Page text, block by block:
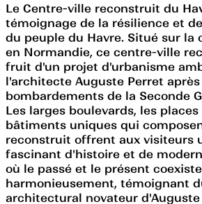
Le Centre-ville reconstruit du
témoignage de la résilience et
du peuple du Havre. Situé sur la
en Normandie, ce centre-ville
fruit d'un projet d'urbanisme
l'architecte Auguste Perret après
bombardements de la Seconde
Les larges boulevards, les
bâtiments uniques qui
reconstruit offrent aux visiteurs
fascinant d'histoire et de
où le passé et le présent
harmonieusement, témoignant
architectural novateur d'Auguste